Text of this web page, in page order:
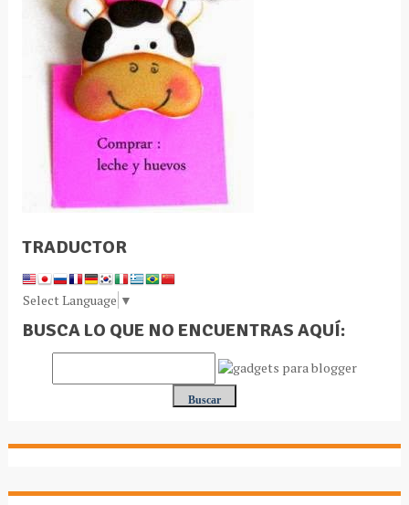
TRADUCTOR
Select Language ▼
BUSCA LO QUE NO ENCUENTRAS AQUÍ: